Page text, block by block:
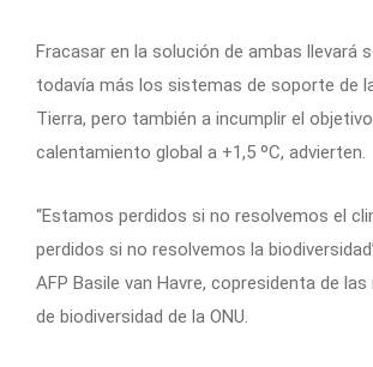
Fracasar en la solución de ambas llevará
todavía más los sistemas de soporte de
Tierra, pero también a incumplir el
calentamiento global a +1,5 ºC, advierten.
“Estamos perdidos si no resolvemos el
perdidos si no resolvemos la
AFP Basile van Havre, copresidenta de
de biodiversidad de la ONU.